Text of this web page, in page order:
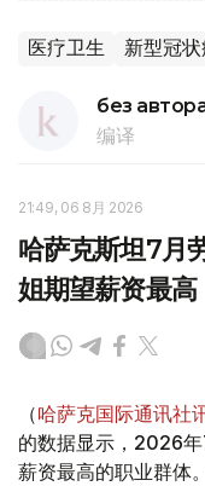
医疗卫生 新型冠
без
编译
21:49, 06 8月 2026
哈萨克斯坦7月
姐期望薪资最高
（哈萨克国际通讯社
的数据显示，2026
薪资最高的职业群体